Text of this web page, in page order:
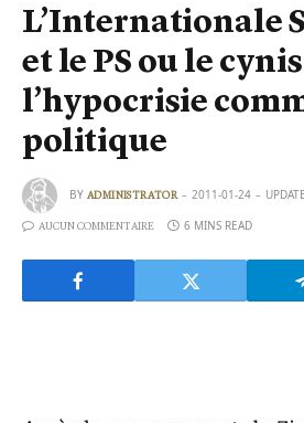
L’Internationale
et le PS ou le
l’hypocrisie
politique
BY ADMINISTRATOR 2011-01-24
AUCUN COMMENTAIRE 6 MINS READ